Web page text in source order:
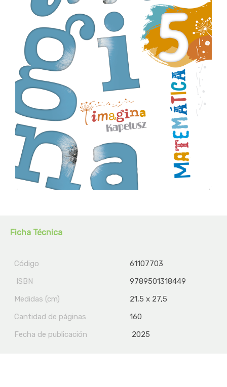
Ficha Técnica
Código
61107703
ISBN
9789501318449
Medidas (cm)
21,5 x 27,5
Cantidad de páginas
160
Fecha de publicación
2025